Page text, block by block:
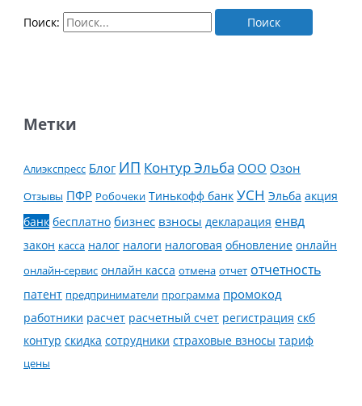
Поиск:
Метки
Алиэкспресс Блог ИП Контур Эльба ООО Озон
Отзывы ПФР Робочеки Тинькофф банк УСН Эльба акция
банк бесплатно бизнес взносы декларация енвд
закон касса налог налоги налоговая обновление онлайн
онлайн-сервис онлайн касса отмена отчет отчетность
патент предприниматели программа промокод
работники расчет расчетный счет регистрация скб
контур скидка сотрудники страховые взносы тариф
цены